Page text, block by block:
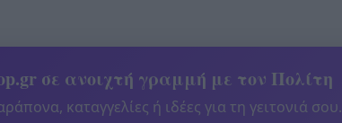
σε ανοιχτή γραμμή με τον Πολίτη
καταγγελίες ή ιδέες για τη γειτονιά σου.